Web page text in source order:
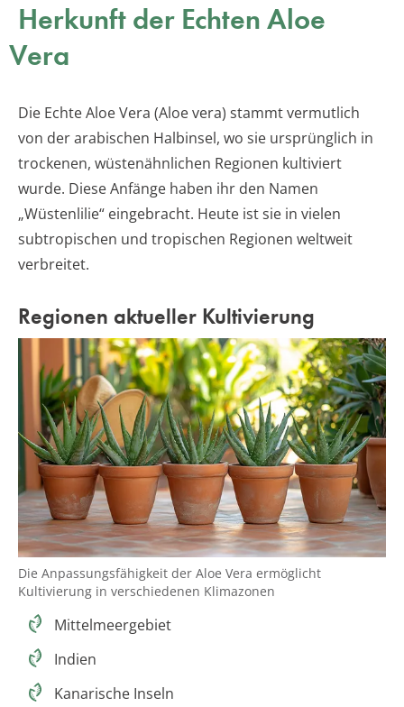
Herkunft der Echten Aloe
Vera
Die Echte Aloe Vera (Aloe vera) stammt vermutlich
von der arabischen Halbinsel, wo sie ursprünglich in
trockenen, wüstenähnlichen Regionen kultiviert
wurde. Diese Anfänge haben ihr den Namen
„Wüstenlilie“ eingebracht. Heute ist sie in vielen
subtropischen und tropischen Regionen weltweit
verbreitet.
Regionen aktueller Kultivierung
Die Anpassungsfähigkeit der Aloe Vera ermöglicht
Kultivierung in verschiedenen Klimazonen
Mittelmeergebiet
Indien
Kanarische Inseln